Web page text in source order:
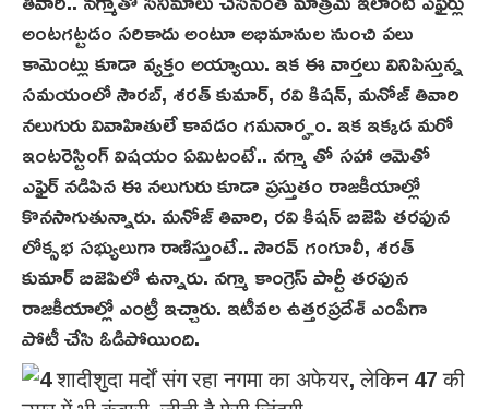
అంటగట్టడం సరికాదు అంటూ అభిమానుల నుంచి పలు
కామెంట్లు కూడా వ్యక్తం అయ్యాయి. ఇక ఈ వార్తలు వినిపిస్తున్న
సమయంలో సౌరబ్‌, శరత్ కుమార్, రవి కిషన్, మనోజ్ తివారి
నలుగురు వివాహితులే కావడం గమనార్హం. ఇక ఇక్కడ మరో
ఇంటరెస్టింగ్ విషయం ఏమిటంటే.. నగ్మా తో సహా ఆమెతో
ఎఫైర్ నడిపిన ఈ నలుగురు కూడా ప్రస్తుతం రాజకీయాల్లో
కొనసాగుతున్నారు. మనోజ్ తివారి, రవి కిషన్ బిజెపి తరఫున
లోక్సభ సభ్యులుగా రాణిస్తుంటే.. సౌరవ్ గంగూలీ, శరత్
కుమార్ బిజెపిలో ఉన్నారు. నగ్మా కాంగ్రెస్ పార్టీ తరఫున
రాజకీయాల్లో ఎంట్రీ ఇచ్చారు. ఇటీవల ఉత్తరప్రదేశ్ ఎంపీగా
పోటీ చేసి ఓడిపోయింది.